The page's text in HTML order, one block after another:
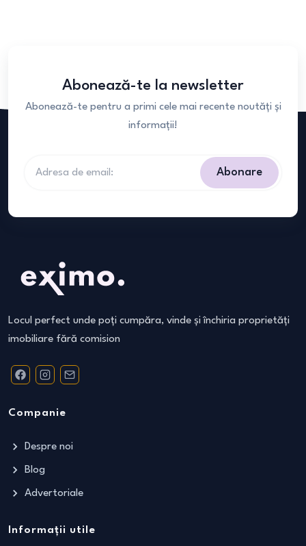
Abonează-te la newsletter
Abonează-te pentru a primi cele mai recente noutăți și
informații!
Abonare
Locul perfect unde poți cumpăra, vinde și închiria proprietăți
imobiliare fără comision
Companie
Despre noi
Blog
Advertoriale
Informații utile